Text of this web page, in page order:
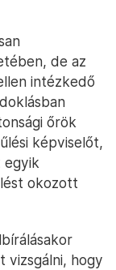
de az
intézkedő
őrök
képviselőt,
egyik
okozott
vizsgálni, hogy